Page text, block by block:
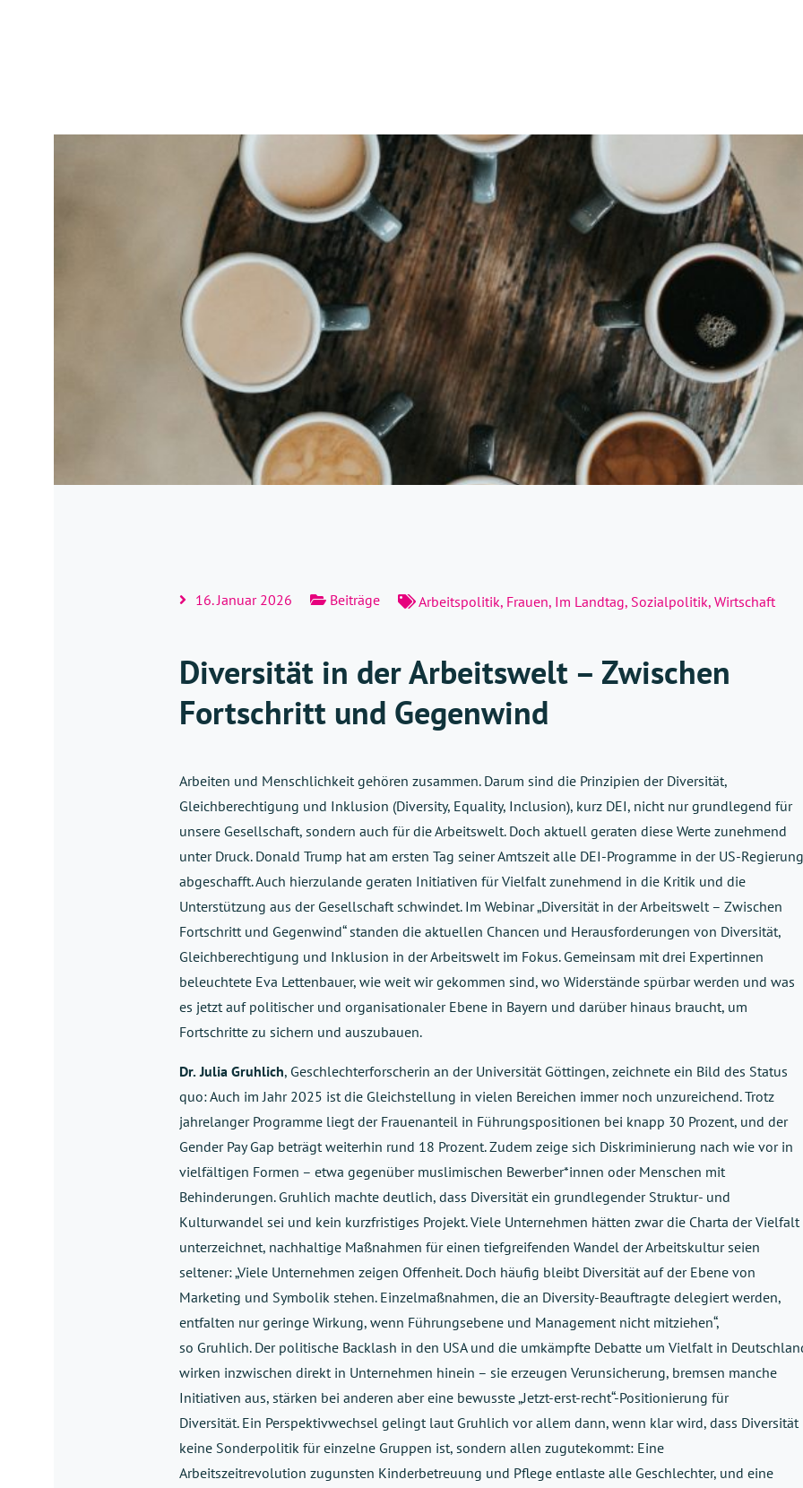
16. Januar 2026 Beiträge Arbeitspolitik, Frauen, Im Landtag, Sozialpolitik, Wirtschaft
Diversität in der Arbeitswelt – Zwischen
Fortschritt und Gegenwind
Arbeiten und Menschlichkeit gehören zusammen. Darum sind die Prinzipien der Diversität,
Gleichberechtigung und Inklusion (Diversity, Equality, Inclusion), kurz DEI, nicht nur grundlegend für
unsere Gesellschaft, sondern auch für die Arbeitswelt. Doch aktuell geraten diese Werte zunehmend
unter Druck. Donald Trump hat am ersten Tag seiner Amtszeit alle DEI-Programme in der US-Regierung
abgeschafft. Auch hierzulande geraten Initiativen für Vielfalt zunehmend in die Kritik und die
Unterstützung aus der Gesellschaft schwindet. Im Webinar „Diversität in der Arbeitswelt – Zwischen
Fortschritt und Gegenwind“ standen die aktuellen Chancen und Herausforderungen von Diversität,
Gleichberechtigung und Inklusion in der Arbeitswelt im Fokus. Gemeinsam mit drei Expertinnen
beleuchtete Eva Lettenbauer, wie weit wir gekommen sind, wo Widerstände spürbar werden und was
es jetzt auf politischer und organisationaler Ebene in Bayern und darüber hinaus braucht, um
Fortschritte zu sichern und auszubauen.
Dr. Julia Gruhlich, Geschlechterforscherin an der Universität Göttingen, zeichnete ein Bild des Status
quo: Auch im Jahr 2025 ist die Gleichstellung in vielen Bereichen immer noch unzureichend. Trotz
jahrelanger Programme liegt der Frauenanteil in Führungspositionen bei knapp 30 Prozent, und der
Gender Pay Gap beträgt weiterhin rund 18 Prozent. Zudem zeige sich Diskriminierung nach wie vor in
vielfältigen Formen – etwa gegenüber muslimischen Bewerber*innen oder Menschen mit
Behinderungen. Gruhlich machte deutlich, dass Diversität ein grundlegender Struktur- und
Kulturwandel sei und kein kurzfristiges Projekt. Viele Unternehmen hätten zwar die Charta der Vielfalt
unterzeichnet, nachhaltige Maßnahmen für einen tiefgreifenden Wandel der Arbeitskultur seien
seltener: „Viele Unternehmen zeigen Offenheit. Doch häufig bleibt Diversität auf der Ebene von
Marketing und Symbolik stehen. Einzelmaßnahmen, die an Diversity-Beauftragte delegiert werden,
entfalten nur geringe Wirkung, wenn Führungsebene und Management nicht mitziehen“,
so Gruhlich. Der politische Backlash in den USA und die umkämpfte Debatte um Vielfalt in
wirken inzwischen direkt in Unternehmen hinein – sie erzeugen Verunsicherung, bremsen manche
Initiativen aus, stärken bei anderen aber eine bewusste „Jetzt-erst-recht“-Positionierung für
Diversität. Ein Perspektivwechsel gelingt laut Gruhlich vor allem dann, wenn klar wird, dass Diversität
keine Sonderpolitik für einzelne Gruppen ist, sondern allen zugutekommt: Eine
Arbeitszeitrevolution zugunsten Kinderbetreuung und Pflege entlaste alle Geschlechter, und eine